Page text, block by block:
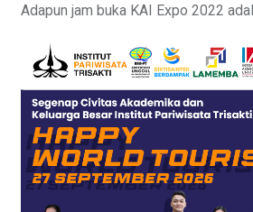
Adapun jam buka KAI Expo 2022